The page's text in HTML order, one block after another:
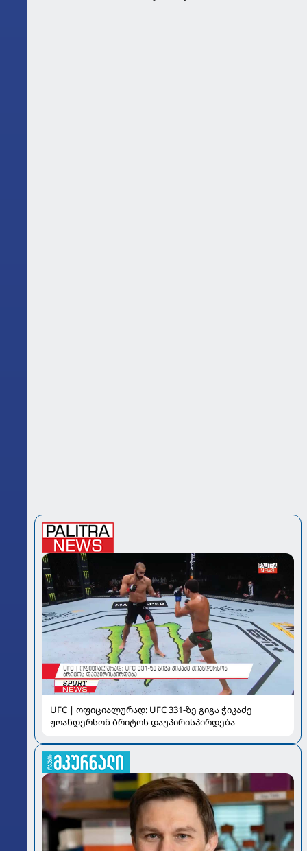
UFC | ოფიციალურად: UFC 331-ზე გიგა ჭიკაძე
ჟოანდერსონ ბრიტოს დაუპირისპირდება